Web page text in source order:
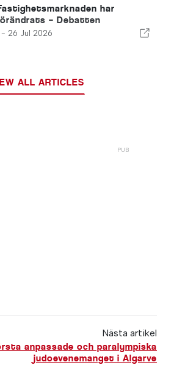
har
– Debatten
som förut
I - 26 Jul 2026
ALL ARTICLES
Nästa artikel
anpassade och paralympiska
judoevenemanget i Algarve